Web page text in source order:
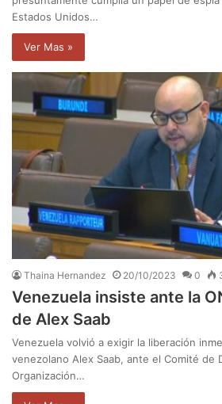
Estados Unidos…
Ver Mas »
Thaina Hernandez 20/10/2023 0
Venezuela insiste ante la
de Alex Saab
Venezuela volvió a exigir la liberación
venezolano Alex Saab, ante el Comité de
Organización…